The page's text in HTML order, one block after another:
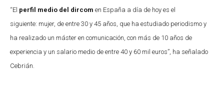
“El perfil medio del dircom en España a día de hoy es el
siguiente: mujer, de entre 30 y 45 años, que ha estudiado periodismo y
ha realizado un máster en comunicación, con más de 10 años de
experiencia y un salario medio de entre 40 y 60 mil euros”, ha señalado
Cebrián.